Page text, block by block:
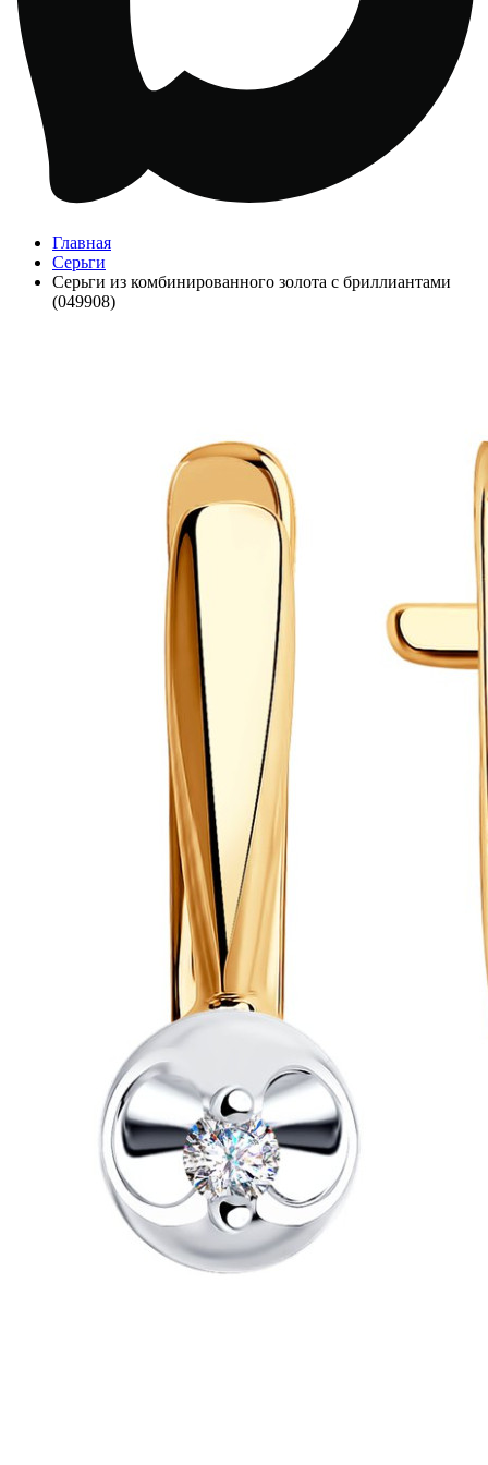
Главная
Серьги
Серьги из комбинированного золота с бриллиантами
(049908)